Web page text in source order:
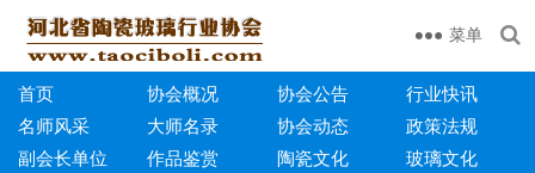
菜单
首页 协会概况 协会公告
行业快讯
名师风采
大师名录 协会动态
政策法规
副会长单位
作品鉴赏 陶瓷文化
玻璃文化